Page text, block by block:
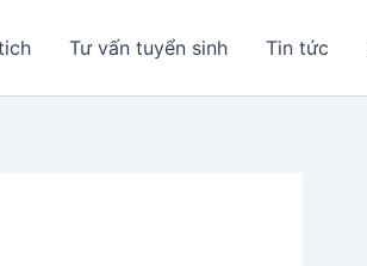
Tư vấn tuyển sinh Tin tức